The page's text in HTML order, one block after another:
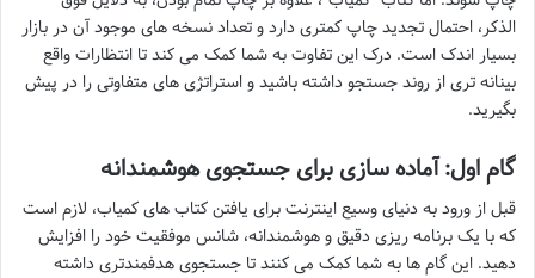
الذکر، احتمال تجدید چاپ کمتری دارد و تعداد نسخه های موجود آن در بازار
بسیار اندک است. درک این تفاوت به شما کمک می کند تا انتظارات واقع
بینانه تری از روند جستجو داشته باشید و استراتژی های متفاوتی را در پیش
بگیرید.
گام اول: آماده سازی برای جستجوی هوشمندانه
قبل از ورود به دنیای وسیع اینترنت برای یافتن کتاب های کمیاب، لازم است
که با یک برنامه ریزی دقیق و هوشمندانه، شانس موفقیت خود را افزایش
دهید. این گام ها به شما کمک می کنند تا جستجوی هدفمندتری داشته